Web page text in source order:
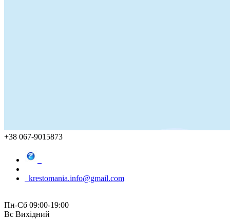
+38 067-9015873
krestomania.info@gmail.com
Пн-Сб 09:00-19:00
Вс Вихідний